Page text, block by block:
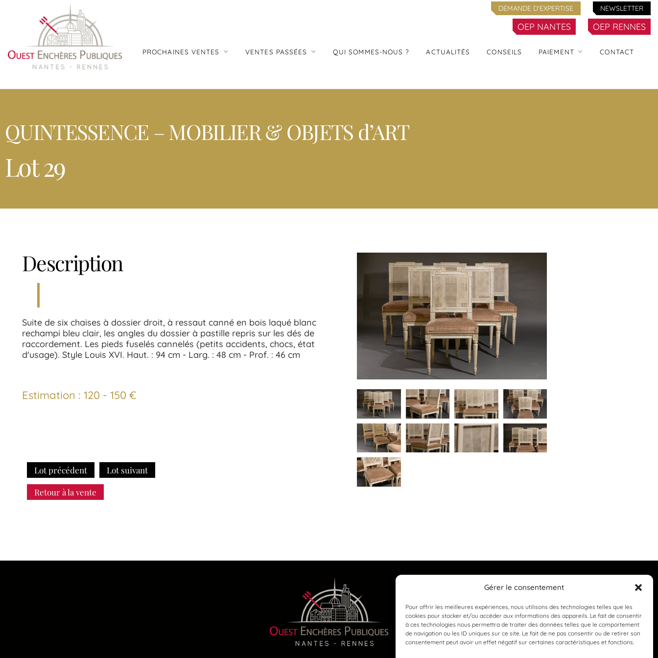
Gérer le consentement
Pour offrir les meilleures expériences, nous utilisons des technologies telles que les
cookies pour stocker et/ou accéder aux informations des appareils. Le fait de consentir
à ces technologies nous permettra de traiter des données telles que le comportement
de navigation ou les ID uniques sur ce site. Le fait de ne pas consentir ou de retirer son
consentement peut avoir un effet négatif sur certaines caractéristiques et fonctions.
DEMANDE D'EXPERTISE NEWSLETTER
OEP NANTES OEP RENNES
PROCHAINES VENTES VENTES PASSÉES QUI SOMMES-NOUS ? ACTUALITÉS CONSEILS PAIEMENT CONTACT
QUINTESSENCE – MOBILIER & OBJETS d’ART
Lot 29
Description
Suite de six chaises à dossier droit, à ressaut canné en bois laqué blanc
rechampi bleu clair, les angles du dossier à pastille repris sur les dés de
raccordement. Les pieds fuselés cannelés (petits accidents, chocs, état
d'usage). Style Louis XVI. Haut. : 94 cm - Larg. : 48 cm - Prof. : 46 cm
Estimation : 120 - 150 €
Lot précédent Lot suivant
Retour à la vente